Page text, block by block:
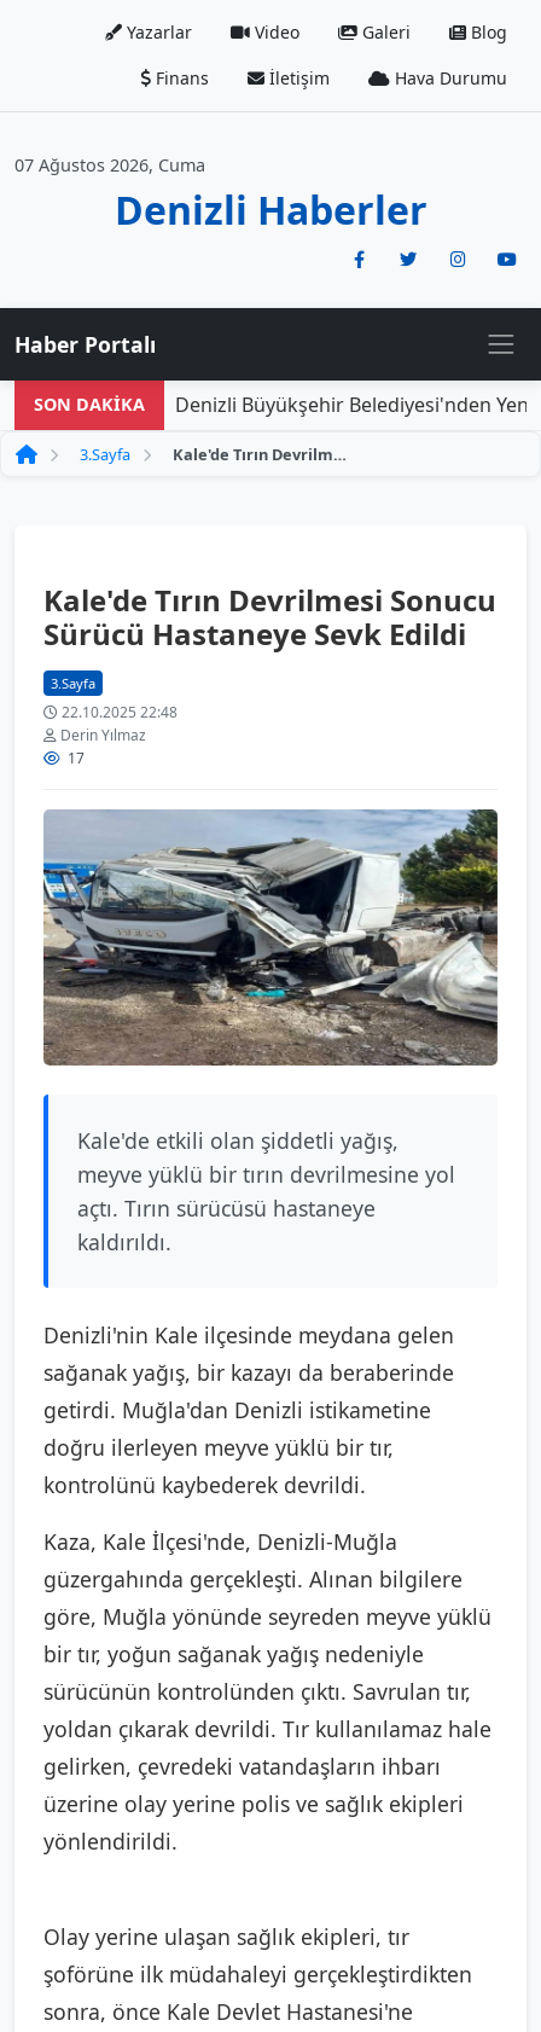
Yazarlar Video Galeri
Blog
Finans
İletişim Hava Durumu
07 Ağustos 2026, Cuma
Denizli Haberler
Haber Portalı
SON DAKİKA Denizli Büyükşehir Belediyesi'nden Yeni
3.Sayfa Kale'de Tırın Devrilmesi Sonucu Sürücü Hastaneye Sevk Edildi
Kale'de Tırın Devrilmesi Sonucu
Sürücü Hastaneye Sevk Edildi
3.Sayfa
22.10.2025 22:48
Derin Yılmaz
17
Kale'de etkili olan şiddetli yağış,
meyve yüklü bir tırın devrilmesine yol
açtı. Tırın sürücüsü hastaneye
kaldırıldı.
Denizli'nin Kale ilçesinde meydana gelen
sağanak yağış, bir kazayı da beraberinde
getirdi. Muğla'dan Denizli istikametine
doğru ilerleyen meyve yüklü bir tır,
kontrolünü kaybederek devrildi.
Kaza, Kale İlçesi'nde, Denizli-Muğla
güzergahında gerçekleşti. Alınan bilgilere
göre, Muğla yönünde seyreden meyve yüklü
bir tır, yoğun sağanak yağış nedeniyle
sürücünün kontrolünden çıktı. Savrulan tır,
yoldan çıkarak devrildi. Tır kullanılamaz hale
gelirken, çevredeki vatandaşların ihbarı
üzerine olay yerine polis ve sağlık ekipleri
yönlendirildi.
Olay yerine ulaşan sağlık ekipleri, tır
şoförüne ilk müdahaleyi gerçekleştirdikten
sonra, önce Kale Devlet Hastanesi'ne